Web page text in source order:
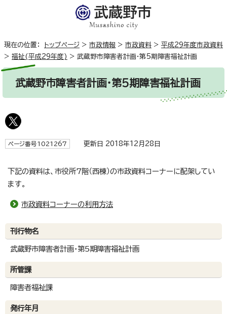
現在の位置： トップページ > 市政情報 > 市政資料 > 平成29年度市政資料
> 福祉(平成29年度) > 武蔵野市障害者計画・第5期障害福祉計画
武蔵野市障害者計画・第5期障害福祉計画
ページ番号1021267 更新日 2018年12月28日
下記の資料は、市役所7階（西棟）の市政資料コーナーに配架してい
ます。
市政資料コーナーの利用方法
刊行物名
武蔵野市障害者計画・第5期障害福祉計画
所管課
障害者福祉課
発行年月